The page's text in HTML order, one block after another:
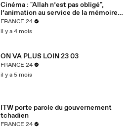
Cinéma : "Allah n’est pas obligé",
l’animation au service de la mémoire
des enfants-soldats
FRANCE 24
il y a 4 mois
ON VA PLUS LOIN 23 03
FRANCE 24
il y a 5 mois
ITW porte parole du gouvernement
tchadien
FRANCE 24